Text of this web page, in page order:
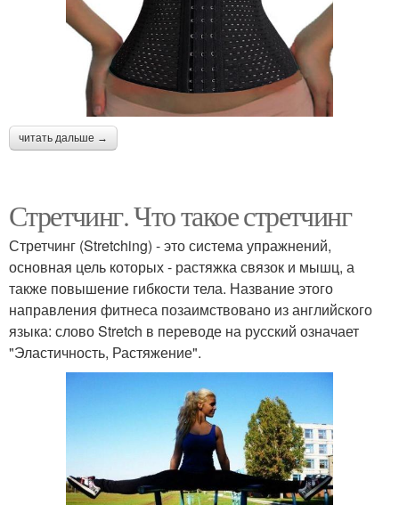
читать дальше →
Стретчинг. Что такое стретчинг
Стретчинг (Stretching) - это система упражнений,
основная цель которых - растяжка связок и мышц, а
также повышение гибкости тела. Название этого
направления фитнеса позаимствовано из английского
языка: слово Stretch в переводе на русский означает
"Эластичность, Растяжение".